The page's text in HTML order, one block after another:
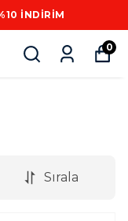
İNDİRİM
0
Sırala